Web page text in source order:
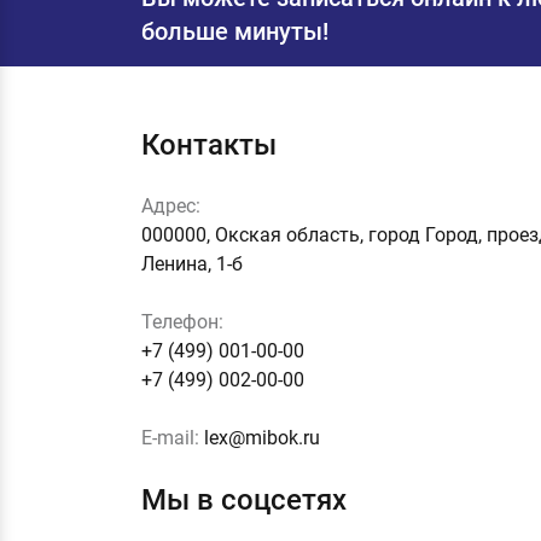
больше минуты!
Контакты
Адрес:
000000, Окская область, город Город,
Ленина, 1-б
Телефон:
+7 (499) 001-00-00
+7 (499) 002-00-00
E-mail: lex@mibok.ru
Мы в соцсетях